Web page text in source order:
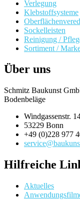
Verlegung
Klebstoffsysteme
Sockelleisten
Reinigung /
Sortiment /
Über uns
Schmitz Baukunst
Bodenbeläge
Windgassenstr.
53229 Bonn
+49 (0)228 977
Hilfreiche
Aktuelles